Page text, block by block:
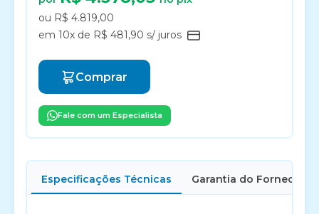
ou R$ 4.819,00
em 10x de R$ 481,90 s/ juros
Comprar
Fale com um Especialista
Especificações Técnicas Garantia do Fornecedor